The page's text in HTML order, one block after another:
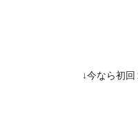
↓今なら初